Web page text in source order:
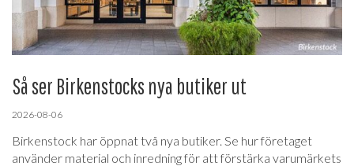
Så ser Birkenstocks nya butiker ut
2026-08-06
Birkenstock har öppnat två nya butiker. Se hur företaget
använder material och inredning för att förstärka varumärkets